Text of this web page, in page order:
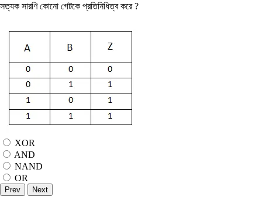
সত্যক সারণি কোনো গেটকে প্রতিনিধিত্ব করে ?
XOR
AND
NAND
OR